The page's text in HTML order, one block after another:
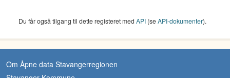
Du får også tilgang til dette registeret med API (seAPI-dokumenter).
Om Åpne data Stavangerregionen